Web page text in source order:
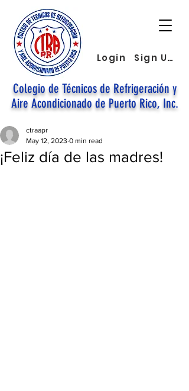
Colegio de Técnicos de Refrigeración y
Aire Acondicionado de Puerto Rico, Inc.
Login Sign Up
¡Feliz día de las madres!
ctraapr
May 12, 2023 0 min read